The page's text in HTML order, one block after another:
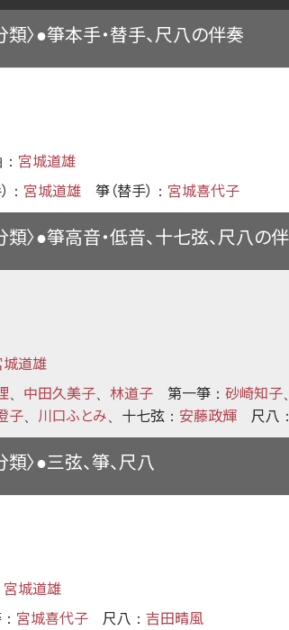
〉●箏本手・替手、尺八の伴奏
宮城道雄
： 宮城道雄 箏（替手） ： 宮城喜代子
〉●箏高音・低音、十七弦、尺八の
城道雄
、 中田久美子、 林道子 第一箏 ： 砂崎知子、
子、 川口ふとみ、 十七弦 ： 安藤政輝 尺八 ：
〉●三弦、箏、尺八
宮城道雄
： 宮城喜代子 尺八 ： 吉田晴風